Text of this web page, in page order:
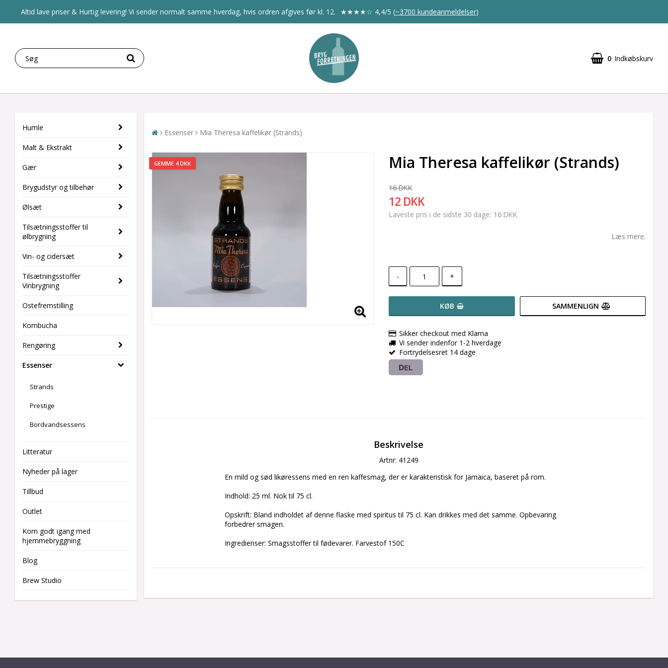
Altid lave priser & Hurtig levering! Vi sender normalt samme hverdag, hvis ordren afgives før kl. 12. ★★★★☆ 4,4/5 (~3700 kundeanmeldelser)
0 Indkøbskurv
Humle
Malt & Ekstrakt
Gær
Brygudstyr og tilbehør
Ølsæt
Tilsætningsstoffer til
ølbrygning
Vin- og cidersæt
Tilsætningsstoffer
Vinbrygning
Ostefremstilling
Kombucha
Rengøring
Essenser
Strands
Prestige
Bordvandsessens
Litteratur
Nyheder på lager
Tillbud
Outlet
Kom godt igang med
hjemmebryggning
Blog
Brew Studio
Essenser Mia Theresa kaffelikør (Strands)
GEMME 4 DKK Mia Theresa kaffelikør (Strands)
16 DKK
12 DKK
Laveste pris i de sidste 30 dage 16 DKK
Læs mere.
- +
KØB SAMMENLIGN
Sikker checkout med Klarna
Vi sender indenfor 1-2 hverdage
Fortrydelsesret 14 dage
DEL
Beskrivelse
Artnr: 41249
En mild og sød likøressens med en ren kaffesmag, der er karakteristisk for Jamaica, baseret på rom.
Indhold: 25 ml. Nok til 75 cl.
Opskrift: Bland indholdet af denne flaske med spiritus til 75 cl. Kan drikkes med det samme. Opbevaring
forbedrer smagen.
Ingredienser: Smagsstoffer til fødevarer. Farvestof 150C